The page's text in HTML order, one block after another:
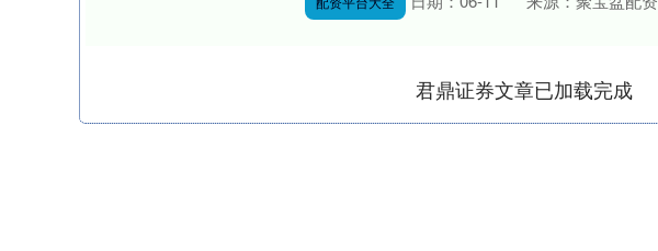
君鼎证券文章已加载完成